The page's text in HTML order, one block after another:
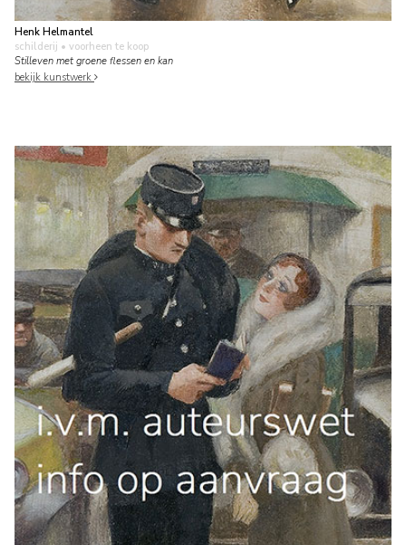
Henk Helmantel
schilderij • voorheen te koop
Stilleven met groene flessen en kan
bekijk kunstwerk